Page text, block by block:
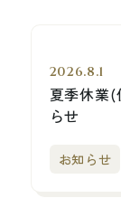
2026.8.1
夏季休業(
らせ
お知らせ